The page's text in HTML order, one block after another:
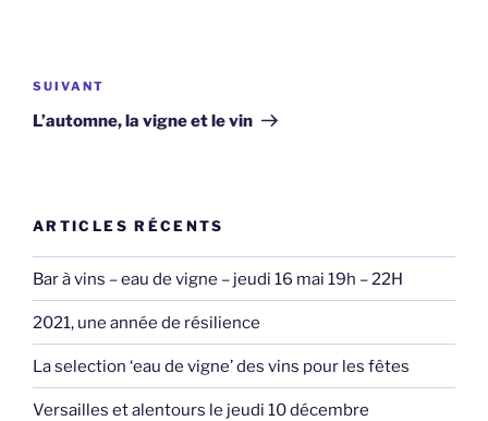
de
l’article
Article
suivant
SUIVANT
L’automne, la vigne et le vin
ARTICLES RÉCENTS
Bar à vins – eau de vigne – jeudi 16 mai 19h – 22H
2021, une année de résilience
La selection ‘eau de vigne’ des vins pour les fêtes
Versailles et alentours le jeudi 10 décembre